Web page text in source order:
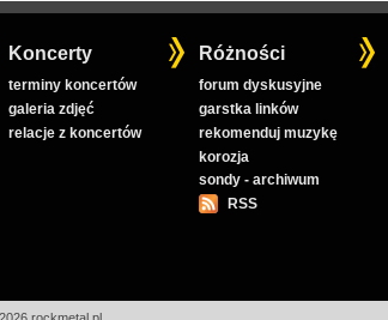
Koncerty
terminy koncertów
galeria zdjęć
relacje z koncertów
Różności
forum dyskusyjne
garstka linków
rekomenduj muzykę
korozja
sondy - archiwum
RSS
rockmetal.pl